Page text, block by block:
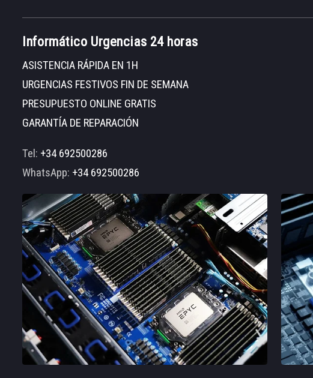
Informático Urgencias 24 horas
ASISTENCIA RÁPIDA EN 1H
URGENCIAS FESTIVOS FIN DE SEMANA
PRESUPUESTO ONLINE GRATIS
GARANTÍA DE REPARACIÓN
Tel: +34 692500286
WhatsApp: +34 692500286